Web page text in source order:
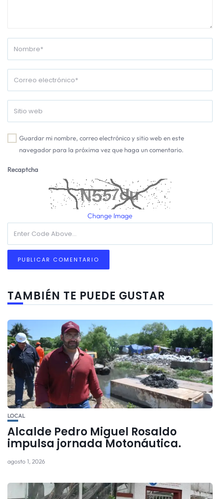
Guardar mi nombre, correo electrónico y sitio web en este
navegador para la próxima vez que haga un comentario.
Recaptcha
Change Image
TAMBIÉN TE PUEDE GUSTAR
LOCAL
Alcalde Pedro Miguel Rosaldo
impulsa jornada Motonáutica.
agosto 1, 2026